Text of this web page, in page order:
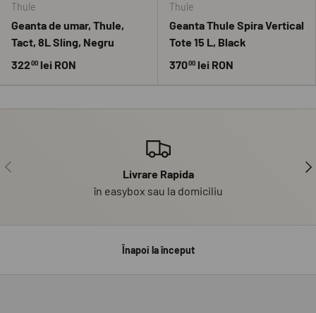
Thule
Geanta de umar, Thule,
Tact, 8L Sling, Negru
32200 lei RON
Thule
Geanta Thule Spira Vertical
Tote 15 L, Black
37000 lei RON
PRECEDENT
Livrare Rapida
în easybox sau la domiciliu
Înapoi la început